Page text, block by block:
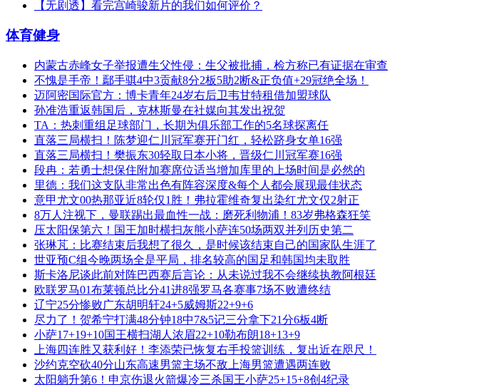
【无剧透】看完宫崎骏新片的我们如何评价？
体育健身
内蒙古赤峰女子举报遭生父性侵：生父被批捕，检方称已有证据在审查
不愧是手帝！鄢手骐4中3贡献8分2板5助2断&正负值+29冠绝全场！
迈阿密国际官方：博卡青年24岁右后卫韦甘特租借加盟球队
孙准浩重返韩国后，克林斯曼在社媒向其发出祝贺
TA：热刺重组足球部门，长期为俱乐部工作的5名球探离任
直落三局横扫！陈梦迎仁川冠军赛开门红，轻松跻身女单16强
直落三局横扫！樊振东30轻取日本小将，晋级仁川冠军赛16强
段冉：若勇士想保住附加赛席位适当增加库里的上场时间是必然的
里德：我们这支队非常出色有阵容深度&每个人都会展现最佳状态
意甲尤文00热那亚近8轮仅1胜！弗拉霍维奇复出染红尤文仅2射正
8万人注视下，曼联踢出最血性一战：磨死利物浦！83岁弗格森狂笑
压太阳保第六！国王加时横扫灰熊小萨连50场两双并列历史第二
张琳芃：比赛结束后我想了很久，是时候该结束自己的国家队生涯了
世亚预C组今晚两场全是平局，排名较高的国足和韩国均未取胜
斯卡洛尼谈此前对阵巴西赛后言论：从未说过我不会继续执教阿根廷
欧联罗马01布莱顿总比分41进8强罗马各赛事7场不败遭终结
辽宁25分惨败广东胡明轩24+5威姆斯22+9+6
尽力了！贺希宁打满48分钟18中7&5记三分拿下21分6板4断
小萨17+19+10国王横扫湖人浓眉22+10勒布朗18+13+9
上海四连胜又获利好！李添荣已恢复右手投篮训练，复出近在咫尺！
沙约克空砍40分山东高速男篮主场不敌上海男篮遭遇两连败
太阳躺升第6！申京伤退火箭爆冷三杀国王小萨25+15+8创4纪录